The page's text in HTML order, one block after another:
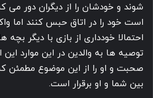
شوند و خودشان را از دیگران دور می
است خود را در اتاق حبس کنند اما
احتمالا خودداری از بازی با دیگر بچه
توصیه ها به والدین در این موارد
صحبت و او را از این موضوع مطمئن
بین شما و او برقرار است.